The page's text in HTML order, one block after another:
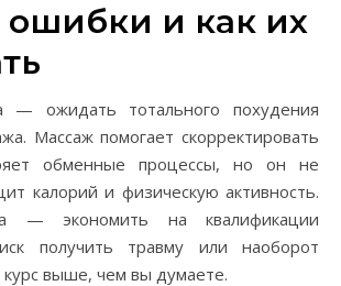
ошибки и как их
— ожидать тотального похудения
Массаж помогает скорректировать
обменные процессы, но он не
калорий и физическую активность.
— экономить на квалификации
получить травму или наоборот
выше, чем вы думаете.